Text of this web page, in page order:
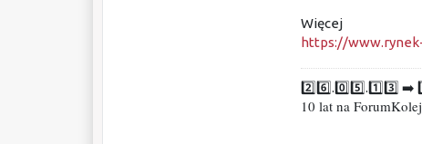
Więcej
https://
2️⃣6️⃣.0️⃣5️⃣.1️⃣3️⃣ ➡️
10 lat na